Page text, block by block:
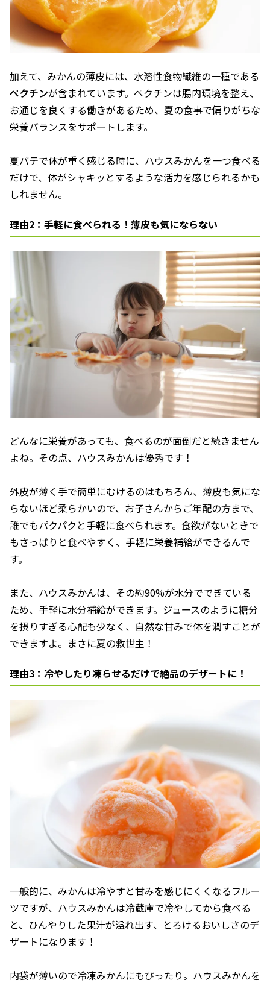
加えて、みかんの薄皮には、水溶性食物繊維の一種である
ペクチンが含まれています。ペクチンは腸内環境を整え、
お通じを良くする働きがあるため、夏の食事で偏りがちな
栄養バランスをサポートします。
夏バテで体が重く感じる時に、ハウスみかんを一つ食べる
だけで、体がシャキッとするような活力を感じられるかも
しれません。
理由2：手軽に食べられる！薄皮も気にならない
どんなに栄養があっても、食べるのが面倒だと続きません
よね。その点、ハウスみかんは優秀です！
外皮が薄く手で簡単にむけるのはもちろん、薄皮も気にな
らないほど柔らかいので、お子さんからご年配の方まで、
誰でもパクパクと手軽に食べられます。食欲がないときで
もさっぱりと食べやすく、手軽に栄養補給ができるんで
す。
また、ハウスみかんは、その約90%が水分でできている
ため、手軽に水分補給ができます。ジュースのように糖分
を摂りすぎる心配も少なく、自然な甘みで体を潤すことが
できますよ。まさに夏の救世主！
理由3：冷やしたり凍らせるだけで絶品のデザートに！
一般的に、みかんは冷やすと甘みを感じにくくなるフルー
ツですが、ハウスみかんは冷蔵庫で冷やしてから食べる
と、ひんやりした果汁が溢れ出す、とろけるおいしさのデ
ザートになります！
内袋が薄いので冷凍みかんにもぴったり。ハウスみかんを